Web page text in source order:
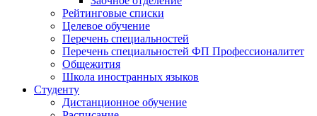
Рейтинговые списки
Целевое обучение
Перечень специальностей
Перечень специальностей ФП Профессионалитет
Общежития
Школа иностранных языков
Студенту
Дистанционное обучение